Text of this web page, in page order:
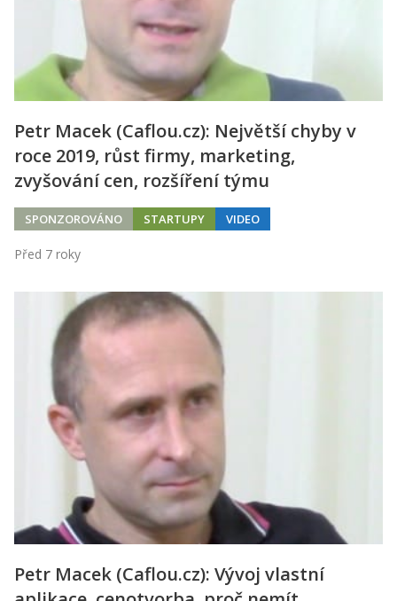
Petr Macek (Caflou.cz): Největší chyby v
roce 2019, růst firmy, marketing,
zvyšování cen, rozšíření týmu
SPONZOROVÁNO STARTUPY VIDEO
Před 7 roky
Petr Macek (Caflou.cz): Vývoj vlastní